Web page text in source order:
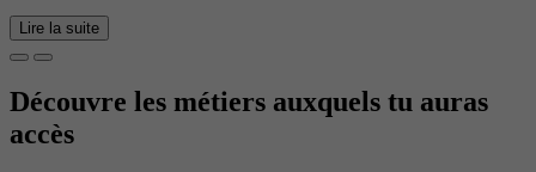
Lire la suite
Découvre les métiers auxquels tu auras
accès